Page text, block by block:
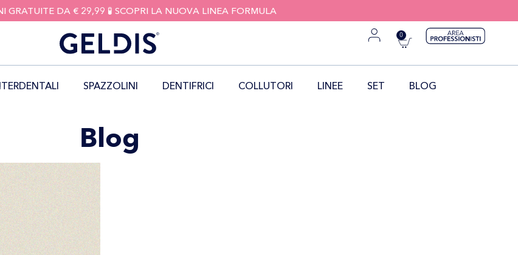
GRATUITE DA € 29,99 🧪 SCOPRI LA NUOVA LINEA FORMULA
0
SPAZZOLINI DENTIFRICI COLLUTORI LINEE SET BLOG
Blog